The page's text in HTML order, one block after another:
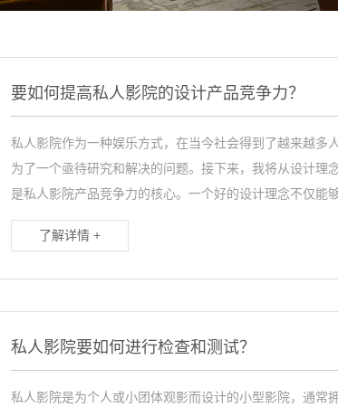
要如何提高私人影院的设计产品竞争力？
私人影院作为一种娱乐方式，在当今社会得到了越来越多
为了一个亟待研究和解决的问题。接下来，我将从设计
是私人影院产品竞争力的核心。一个好的设计理念不仅能
了解详情 +
私人影院要如何进行检查和测试？
私人影院是为个人或小团体观影而设计的小型影院，通常